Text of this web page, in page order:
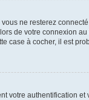
ne resterez
de votre connexion
case à cocher, il est
votre authentification